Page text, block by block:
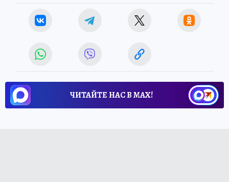
ЧИТАЙТЕ НАС В МАХ!